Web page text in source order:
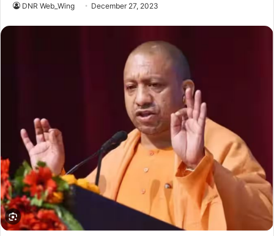
DNR Web_Wing December 27, 2023